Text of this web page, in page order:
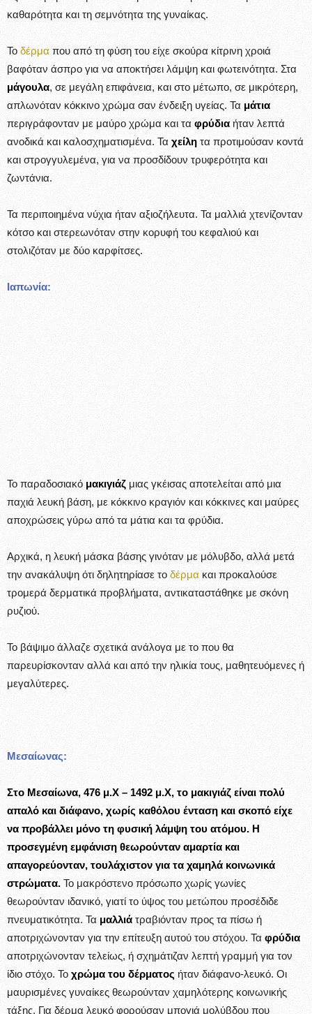
καθαρότητα και τη σεμνότητα της γυναίκας.
Το δέρμα που από τη φύση του είχε σκούρα κίτρινη χροιά
βαφόταν άσπρο για να αποκτήσει λάμψη και φωτεινότητα. Στα
μάγουλα, σε μεγάλη επιφάνεια, και στο μέτωπο, σε μικρότερη,
απλωνόταν κόκκινο χρώμα σαν ένδειξη υγείας. Τα μάτια
περιγράφονταν με μαύρο χρώμα και τα φρύδια ήταν λεπτά
ανοδικά και καλοσχηματισμένα. Τα χείλη τα προτιμούσαν κοντά
και στρογγυλεμένα, για να προσδίδουν τρυφερότητα και
ζωντάνια.
Τα περιποιημένα νύχια ήταν αξιοζήλευτα. Τα μαλλιά χτενίζονταν
κότσο και στερεωνόταν στην κορυφή του κεφαλιού και
στολιζόταν με δύο καρφίτσες.
Ιαπωνία:
Το παραδοσιακό μακιγιάζ μιας γκέισας αποτελείται από μια
παχιά λευκή βάση, με κόκκινο κραγιόν και κόκκινες και μαύρες
αποχρώσεις γύρω από τα μάτια και τα φρύδια.
Αρχικά, η λευκή μάσκα βάσης γινόταν με μόλυβδο, αλλά μετά
την ανακάλυψη ότι δηλητηρίασε το δέρμα και προκαλούσε
τρομερά δερματικά προβλήματα, αντικαταστάθηκε με σκόνη
ρυζιού.
Το βάψιμο άλλαζε σχετικά ανάλογα με το που θα
παρευρίσκονταν αλλά και από την ηλικία τους, μαθητευόμενες ή
μεγαλύτερες.
Μεσαίωνας:
Στο Μεσαίωνα, 476 μ.Χ – 1492 μ.Χ, το μακιγιάζ είναι πολύ
απαλό και διάφανο, χωρίς καθόλου ένταση και σκοπό είχε
να προβάλλει μόνο τη φυσική λάμψη του ατόμου. Η
προσεγμένη εμφάνιση θεωρούνταν αμαρτία και
απαγορεύονταν, τουλάχιστον για τα χαμηλά κοινωνικά
στρώματα. Το μακρόστενο πρόσωπο χωρίς γωνίες
θεωρούνταν ιδανικό, γιατί το ύψος του μετώπου προσέδιδε
πνευματικότητα. Τα μαλλιά τραβιόνταν προς τα πίσω ή
αποτριχώνονταν για την επίτευξη αυτού του στόχου. Τα φρύδια
αποτριχώνονταν τελείως, ή σχημάτιζαν λεπτή γραμμή για τον
ίδιο στόχο. Το χρώμα του δέρματος ήταν διάφανο-λευκό. Οι
μαυρισμένες γυναίκες θεωρούνταν χαμηλότερης κοινωνικής
τάξης. Για δέρμα λευκό φορούσαν μπογιά μολύβδου που